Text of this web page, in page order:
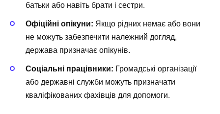
батьки або навіть брати і сестри.
Офіційні опікуни: Якщо рідних немає або вони
не можуть забезпечити належний догляд,
держава призначає опікунів.
Соціальні працівники: Громадські організації
або державні служби можуть призначати
кваліфікованих фахівців для допомоги.